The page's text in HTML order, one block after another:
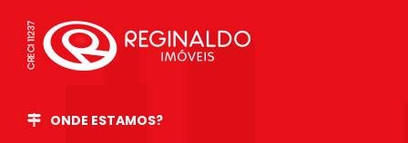
ONDE ESTAMOS?